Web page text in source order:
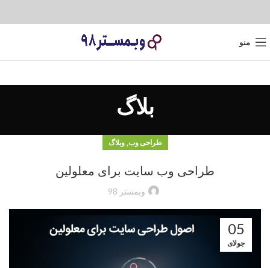
منو
بلاگ
طراحی وب,وبلاگ
طراحی وب سایت برای معلولین
وبمستر 98
05
جولای